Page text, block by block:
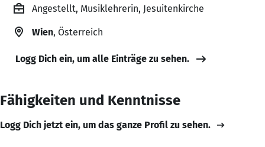
Angestellt, Musiklehrerin, Jesuitenkirche
Wien, Österreich
Logg Dich ein, um alle Einträge zu sehen.
Fähigkeiten und Kenntnisse
Logg Dich jetzt ein, um das ganze Profil zu sehen.